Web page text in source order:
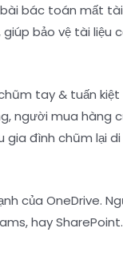
bác toán mất
bảo vệ tài liệu
tay & tuấn kiệt
người mua hàng
gia đình chũm lại
của OneDrive.
hay